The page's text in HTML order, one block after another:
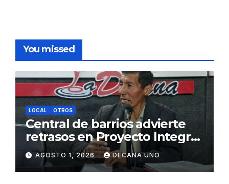
You missed
LOCAL OTROS
Central de barrios advierte
retrasos en Proyecto Integral
de Agua y Alcantarillado para
Juliaca
AGOSTO 1, 2026 DECANA UNO